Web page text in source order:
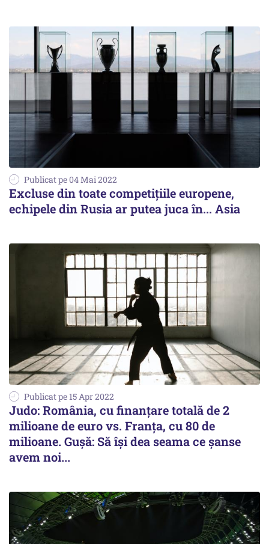
Publicat pe 04 Mai 2022
Excluse din toate competiţiile europene,
echipele din Rusia ar putea juca în... Asia
Publicat pe 15 Apr 2022
Judo: România, cu finanțare totală de 2
milioane de euro vs. Franța, cu 80 de
milioane. Gușă: Să își dea seama ce șanse
avem noi...